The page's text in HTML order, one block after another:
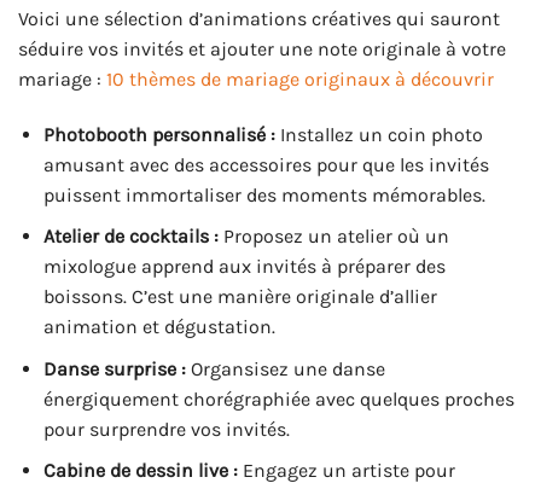
Voici une sélection d’animations créatives qui sauront
séduire vos invités et ajouter une note originale à votre
mariage : 10 thèmes de mariage originaux à découvrir
Photobooth personnalisé :Installez un coin photo
amusant avec des accessoires pour que les invités
puissent immortaliser des moments mémorables.
Atelier de cocktails :Proposez un atelier où un
mixologue apprend aux invités à préparer des
boissons. C’est une manière originale d’allier
animation et dégustation.
Danse surprise :Organsisez une danse
énergiquement chorégraphiée avec quelques proches
pour surprendre vos invités.
Cabine de dessin live :Engagez un artiste pour